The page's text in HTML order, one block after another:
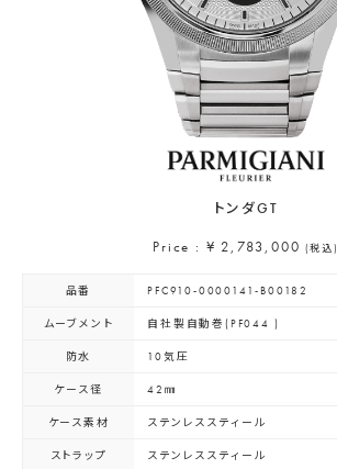
トンダGT
Price : ¥ 2,783,000 (税込)
品番 PFC910-0000141-B00182
ムーブメント 自社製自動巻(PF044 )
防水 10気圧
ケース径 42㎜
ケース素材 ステンレススティール
ストラップ ステンレススティール